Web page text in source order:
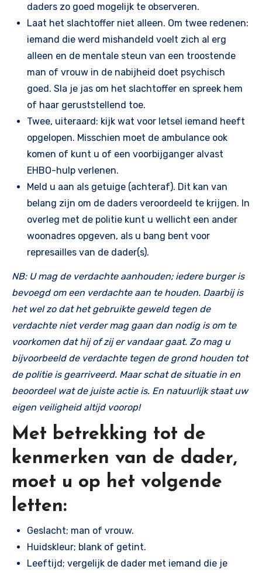
daders zo goed mogelijk te observeren.
Laat het slachtoffer niet alleen. Om twee redenen:
iemand die werd mishandeld voelt zich al erg
alleen en de mentale steun van een troostende
man of vrouw in de nabijheid doet psychisch
goed. Sla je jas om het slachtoffer en spreek hem
of haar geruststellend toe.
Twee, uiteraard: kijk wat voor letsel iemand heeft
opgelopen. Misschien moet de ambulance ook
komen of kunt u of een voorbijganger alvast
EHBO-hulp verlenen.
Meld u aan als getuige (achteraf). Dit kan van
belang zijn om de daders veroordeeld te krijgen. In
overleg met de politie kunt u wellicht een ander
woonadres opgeven, als u bang bent voor
represailles van de dader(s).
NB: U mag de verdachte aanhouden; iedere burger is
bevoegd om een verdachte aan te houden. Daarbij is
het wel zo dat het gebruikte geweld tegen de
verdachte niet verder mag gaan dan nodig is om te
voorkomen dat hij of zij er vandaar gaat. Zo mag u
bijvoorbeeld de verdachte tegen de grond houden tot
de politie is gearriveerd. Maar schat de situatie in en
beoordeel wat de juiste actie is. En natuurlijk staat uw
eigen veiligheid altijd voorop!
Met betrekking tot de
kenmerken van de dader,
moet u op het volgende
letten:
Geslacht; man of vrouw.
Huidskleur; blank of getint.
Leeftijd; vergelijk de dader met iemand die je